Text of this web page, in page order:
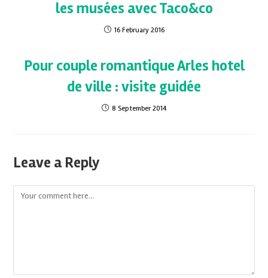
les musées avec Taco&co
16 February 2016
Pour couple romantique Arles hotel
de ville : visite guidée
8 September 2014
Leave a Reply